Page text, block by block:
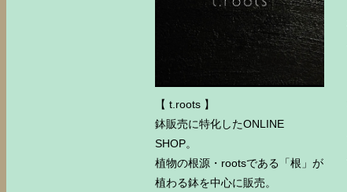
【 t.roots 】
鉢販売に特化したONLINE
SHOP。
植物の根源・rootsである「根」が
植わる鉢を中心に販売。